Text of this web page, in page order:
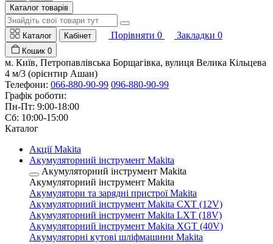
Каталог товарів
Каталог Кабінет Порівняти 0 Закладки 0
Кошик 0
м. Київ, Петропавлівська Борщагівка, вулиця Велика Кільцева
4 м/3 (орієнтир Ашан)
Телефони: 066-880-90-99 096-880-90-99
Графік роботи:
Пн-Пт: 9:00-18:00
Сб: 10:00-15:00
Каталог
Акції Makita
Акумуляторний інструмент Makita
Акумуляторний інструмент Makita
Акумуляторний інструмент Makita
Акумулятори та зарядні пристрої Makita
Акумуляторний інструмент Makita CXT (12V)
Акумуляторний інструмент Makita LXT (18V)
Акумуляторний інструмент Makita XGT (40V)
Акумуляторні кутові шліфмашини Makita